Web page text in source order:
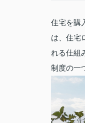
住宅を購
は、住宅
れる仕組
制度の一